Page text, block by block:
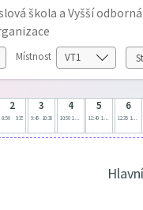
škola a Vyšší
Místnost
2
8:50 9:35
3
9:45 10:30
4
10:50 11:35
5
11:40 12:25
6
12:35 13:20